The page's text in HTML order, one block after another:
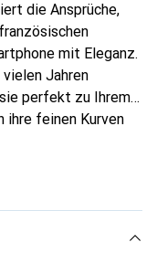
die Ansprüche,
mit Eleganz.
Jahren
perfekt zu Ihrem
ihre feinen Kurven
eine